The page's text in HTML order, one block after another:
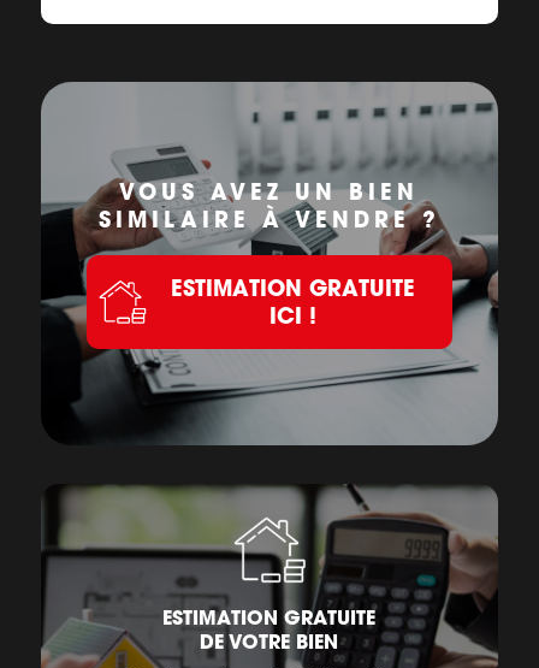
VOUS AVEZ UN BIEN
SIMILAIRE À VENDRE ?
ESTIMATION GRATUITE
ICI !
ESTIMATION GRATUITE
DE VOTRE BIEN